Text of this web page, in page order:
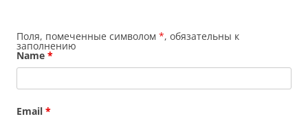
Поля, помеченные символом *, обязательны к
заполнению
Name *
Email *